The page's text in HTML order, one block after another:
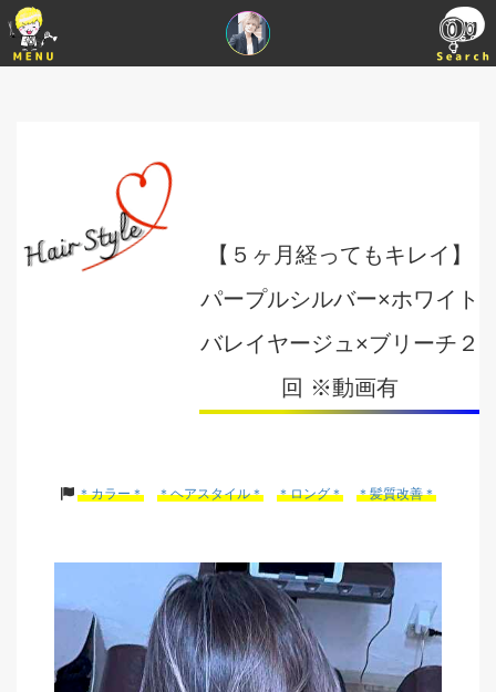
【５ヶ月経ってもキレイ】
パープルシルバー×ホワイト
バレイヤージュ×ブリーチ２
回 ※動画有
＊カラー＊ ＊ヘアスタイル＊ ＊ロング＊ ＊髪質改善＊